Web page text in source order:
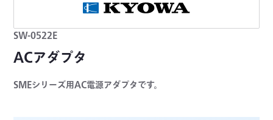
SW-0522E
ACアダプタ
SMEシリーズ用AC電源アダプタです。